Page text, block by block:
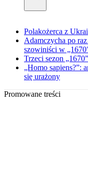
Polakożerca z
Adamczycha po
szowiniści w
Trzeci sezon
„Homo sapiens?”:
się urażony
Promowane treści